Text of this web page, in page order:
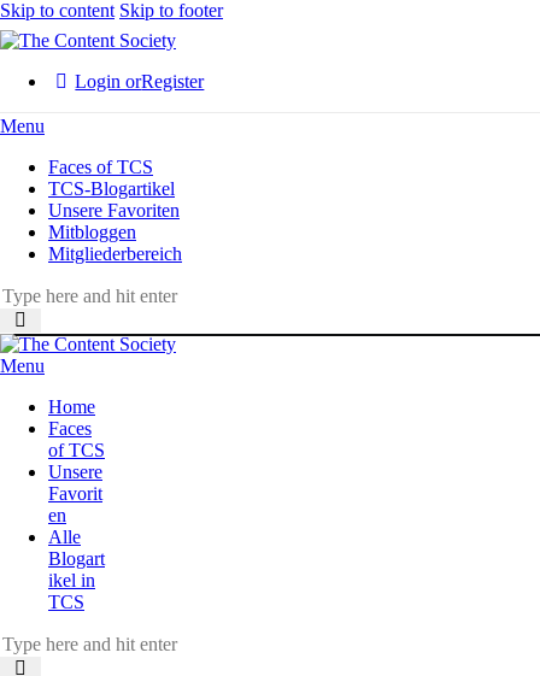
Skip to content Skip to footer
Login orRegister
Menu
Faces of TCS
TCS-Blogartikel
Unsere Favoriten
Mitbloggen
Mitgliederbereich
Menu
Home
Faces
of TCS
Unsere
Favorit
en
Alle
Blogart
ikel in
TCS